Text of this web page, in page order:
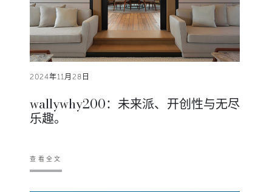
2024年11月28日
wallywhy200：未来派、开创性与无尽
乐趣。
查看全文